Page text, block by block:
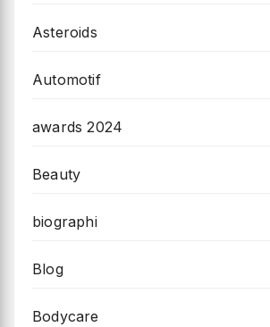
Asteroids
Automotif
awards 2024
Beauty
biographi
Blog
Bodycare